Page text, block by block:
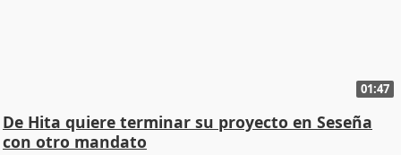
01:47
De Hita quiere terminar su proyecto en Seseña
con otro mandato